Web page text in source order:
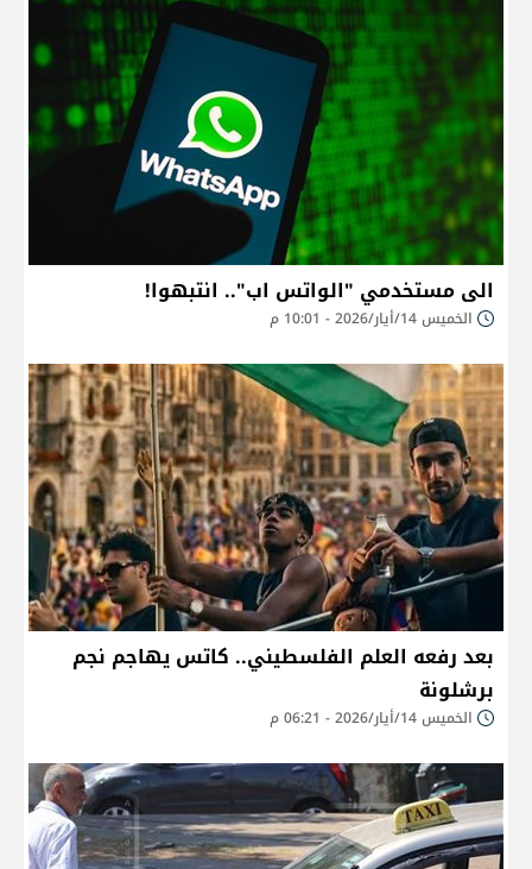
الى مستخدمي "الواتس اب".. انتبهوا!
الخميس 14/أيار/2026 - 10:01 م
بعد رفعه العلم الفلسطيني.. كاتس يهاجم نجم
برشلونة
الخميس 14/أيار/2026 - 06:21 م